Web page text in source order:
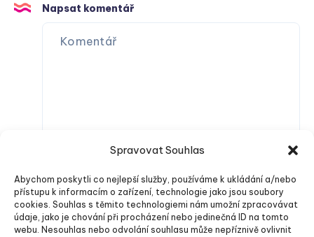
Spravovat Souhlas
Abychom poskytli co nejlepší služby, používáme k ukládání a/nebo
přístupu k informacím o zařízení, technologie jako jsou soubory
cookies. Souhlas s těmito technologiemi nám umožní zpracovávat
údaje, jako je chování při procházení nebo jedinečná ID na tomto
webu. Nesouhlas nebo odvolání souhlasu může nepříznivě ovlivnit
Napsat komentář